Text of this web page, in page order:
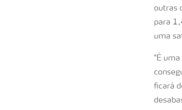
outras
para
uma
"É
ficará